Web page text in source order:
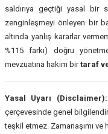
saldırıya geçtiği yasal bir
zenginleşmeyi önleyen bir
altında yanlış kararlar
%115 farkı) doğru
mevzuatına hakim birtaraf
Yasal Uyarı (Disclaimer):
çerçevesinde genel
teşkil etmez. Zamanaşımı